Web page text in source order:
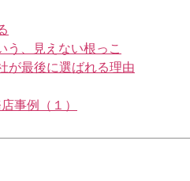
、見えない根っこ
最後に選ばれる理由
事例（１）